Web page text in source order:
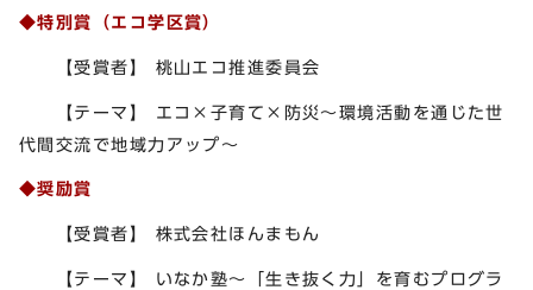
◆特別賞（エコ学区賞）
【受賞者】 桃山エコ推進委員会
【テーマ】 エコ×子育て×防災～環境活動を通じた世
代間交流で地域力アップ～
◆奨励賞
【受賞者】 株式会社ほんまもん
【テーマ】 いなか塾～「生き抜く力」を育むプログラ